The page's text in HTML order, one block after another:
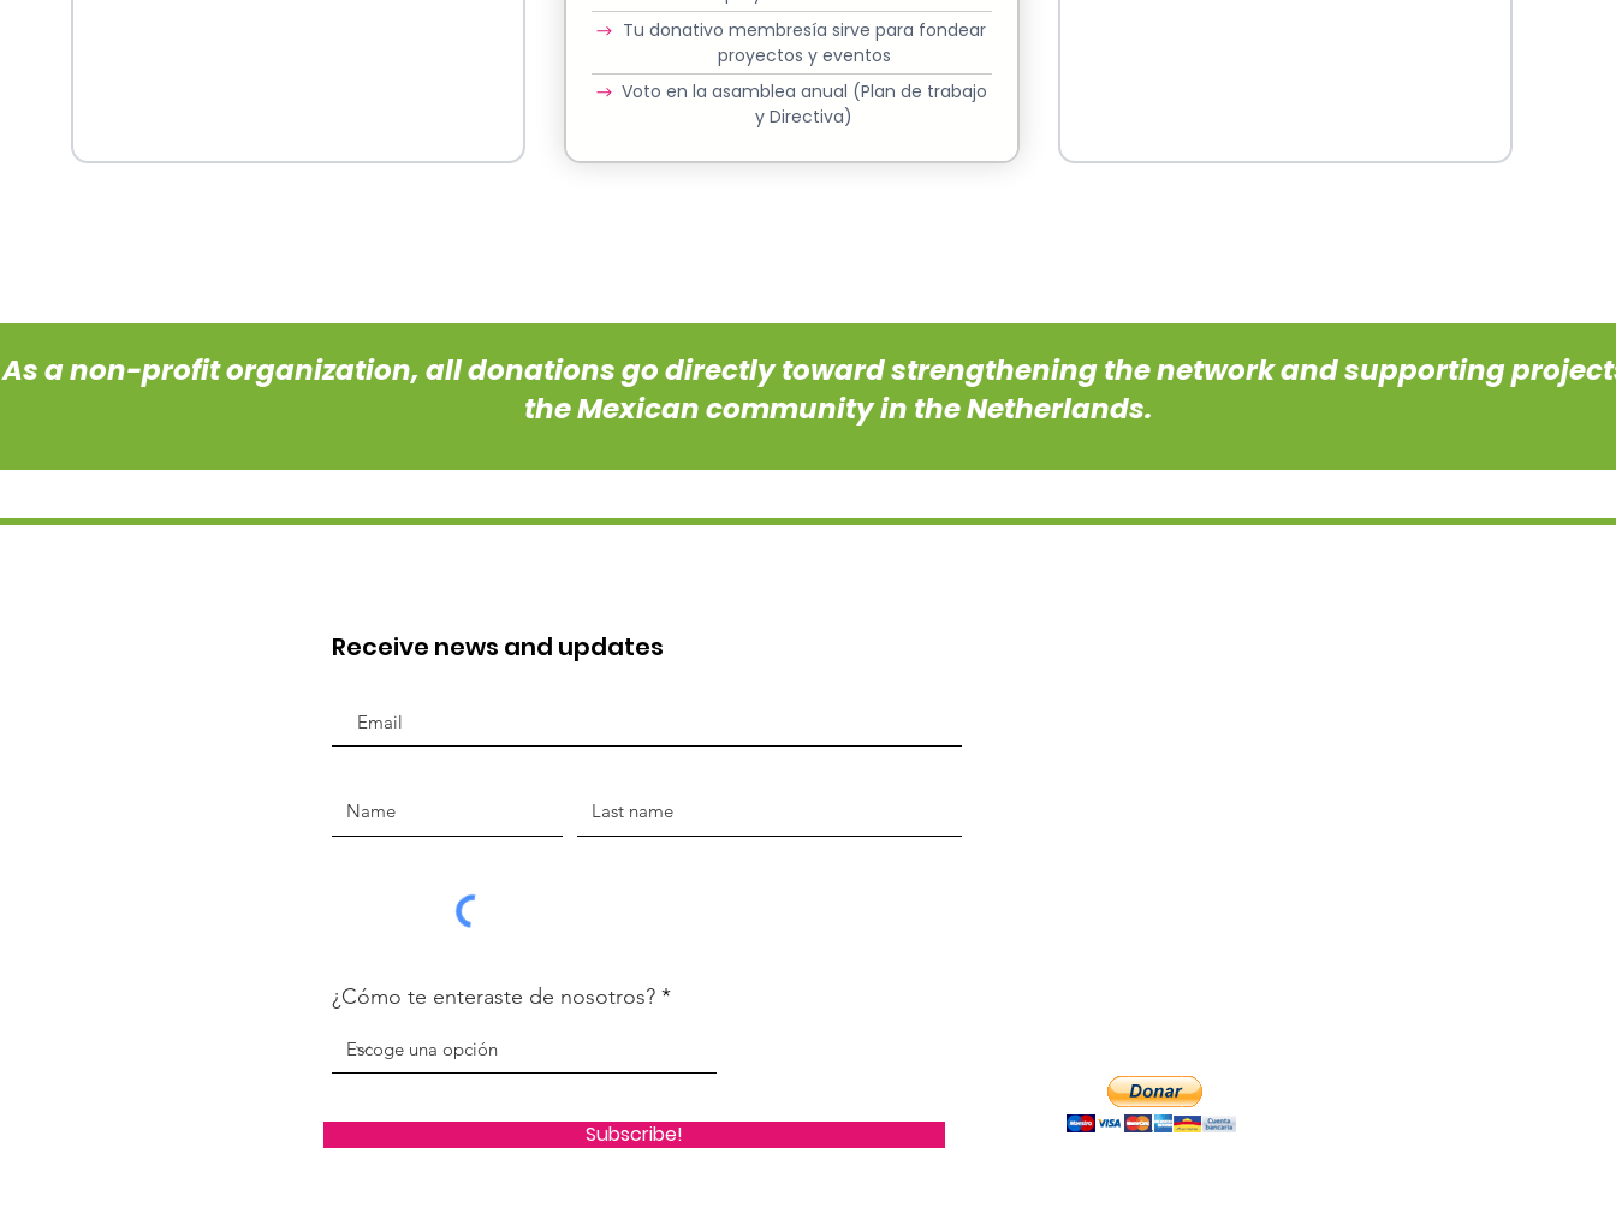
Tu donativo membresía sirve para fondear
proyectos y eventos
Voto en la asamblea anual (Plan de trabajo
y Directiva)
As a non-profit organization, all donations go directly toward strengthening the network and supporting
the Mexican community in the Netherlands.
Receive news and updates
¿Cómo te enteraste de nosotros?
Subscribe!